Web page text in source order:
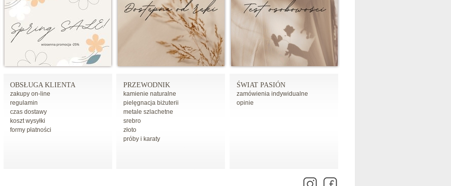
OBSŁUGA KLIENTA
zakupy on-line
regulamin
czas dostawy
koszt wysyłki
formy płatności
PRZEWODNIK
kamienie naturalne
pielęgnacja biżuterii
metale szlachetne
srebro
złoto
próby i karaty
ŚWIAT PASIÓN
zamówienia indywidualne
opinie